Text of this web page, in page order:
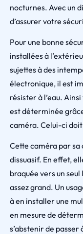
nocturnes. Avec un
d’assurer votre
Pour une bonne
installées à
sujettes à des
électronique, il est
résister à l’eau.
est déterminée
caméra. Celui-ci
Cette caméra par sa
dissuasif. En effet,
braquée vers un
assez grand. Un
à en installer une
en mesure de
s’abstenir de passer